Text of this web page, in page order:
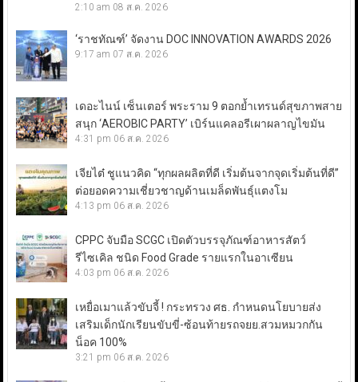
2:10 am 08 ส.ค. 2026
‘ราชทัณฑ์’ จัดงาน DOC INNOVATION AWARDS 2026
9:17 am 07 ส.ค. 2026
เดอะไนน์ เซ็นเตอร์ พระราม 9 ตอกย้ำเทรนด์สุขภาพสาย
สนุก ‘AEROBIC PARTY’ เบิร์นแคลอรีเผาผลาญไขมัน
4:31 pm 06 ส.ค. 2026
เจียไต๋ ชูแนวคิด “ทุกผลผลิตที่ดี เริ่มต้นจากจุดเริ่มต้นที่ดี”
ต่อยอดความเชี่ยวชาญด้านเมล็ดพันธุ์แตงโม
4:13 pm 06 ส.ค. 2026
CPPC จับมือ SCGC เปิดตัวบรรจุภัณฑ์อาหารสัตว์
รีไซเคิล ชนิด Food Grade รายแรกในอาเซียน
4:03 pm 06 ส.ค. 2026
เหยื่อเมาแล้วขับจี้ ! กระทรวง ศธ. กำหนดนโยบายส่ง
เสริมเด็กนักเรียนขับขี่-ซ้อนท้ายรถจยย.สวมหมวกกัน
น็อค 100%
3:21 pm 06 ส.ค. 2026